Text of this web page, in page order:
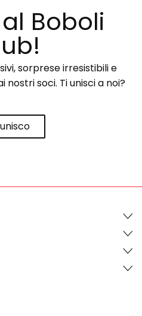
Boboli
sorprese irresistibili e
soci. Ti unisci a noi?